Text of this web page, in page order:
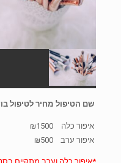
שם הטיפול מחיר לטיפול
איפור כלה
₪1500
איפור ערב
₪500